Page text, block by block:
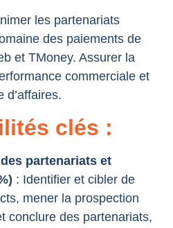
les partenariats
des paiements de
et TMoney. Assurer la
commerciale et
d’affaires.
clés :
partenariats et
: Identifier et cibler de
mener la prospection
conclure des partenariats,